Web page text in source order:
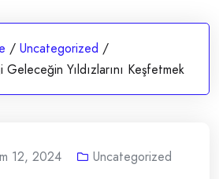
/ Uncategorized /
Yıldızlarını Keşfetmek
12, 2024 Uncategorized